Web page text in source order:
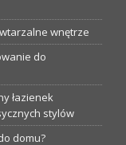
wnętrze
do
łazienek
stylów
domu?